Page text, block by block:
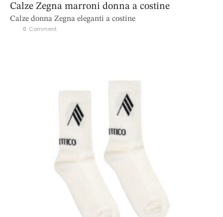
Calze Zegna marroni donna a costine
Calze donna Zegna eleganti a costine
0 Comment